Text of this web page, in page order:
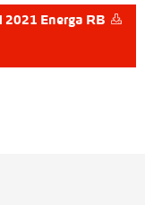
Energa RB